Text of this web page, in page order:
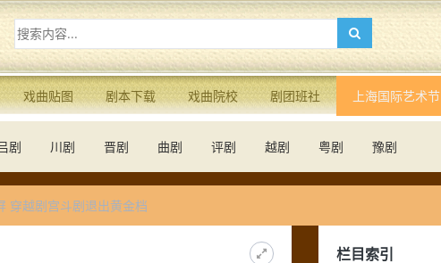
戏曲贴图 剧本下载 戏曲院校 剧团班社 上海国际艺术节
剧 川剧 晋剧 曲剧 评剧 越剧 粤剧 豫剧
穿越剧宫斗剧退出黄金档
栏目索引